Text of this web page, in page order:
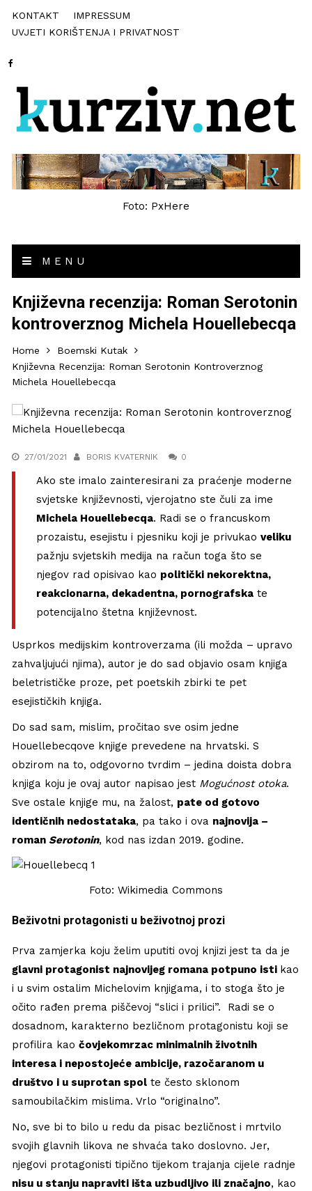
KONTAKT
IMPRESSUM
UVJETI KORIŠTENJA I PRIVATNOST
Foto: PxHere
MENU
Književna recenzija: Roman Serotonin
kontroverznog Michela Houellebecqa
Home
Boemski Kutak
Književna Recenzija: Roman Serotonin Kontroverznog
Michela Houellebecqa
27/01/2021 BORIS KVATERNIK 0
Ako ste imalo zainteresirani za praćenje moderne
svjetske književnosti, vjerojatno ste čuli za ime
Michela Houellebecqa. Radi se o francuskom
prozaistu, esejistu i pjesniku koji je privukaoveliku
pažnju svjetskih medija na račun toga što se
njegov rad opisivao kao politički nekorektna,
reakcionarna, dekadentna, pornografska te
potencijalno štetna književnost.
Usprkos medijskim kontroverzama (ili možda – upravo
zahvaljujući njima), autor je do sad objavio osam knjiga
beletrističke proze, pet poetskih zbirki te pet
esejističkih knjiga.
Do sad sam, mislim, pročitao sve osim jedne
Houellebecqove knjige prevedene na hrvatski. S
obzirom na to, odgovorno tvrdim – jedina doista dobra
knjiga koju je ovaj autor napisao jest Mogućnost otoka.
Sve ostale knjige mu, na žalost, pate od gotovo
identičnih nedostataka, pa tako i ova najnovija –
romanSerotonin, kod nas izdan 2019. godine.
Foto: Wikimedia Commons
Beživotni protagonisti u beživotnoj prozi
Prva zamjerka koju želim uputiti ovoj knjizi jest ta da je
glavni protagonist najnovijeg romana potpuno isti kao
i u svim ostalim Michelovim knjigama, i to stoga što je
očito rađen prema piščevoj “slici i prilici”. Radi se o
dosadnom, karakterno bezličnom protagonistu koji se
profilira kaočovjekomrzac minimalnih životnih
interesa i nepostojeće ambicije, razočaranom u
društvo i u suprotan spol te često sklonom
samoubilačkim mislima. Vrlo “originalno”.
No, sve bi to bilo u redu da pisac bezličnost i mrtvilo
svojih glavnih likova ne shvaća tako doslovno. Jer,
njegovi protagonisti tipično tijekom trajanja cijele radnje
nisu u stanju napraviti išta uzbudljivo ili značajno, kao